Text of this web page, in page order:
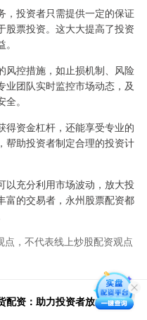
，投资者只需提供一定的保证
股票投资。这大大提高了投资
风控措施，如止损机制、风险
业团队实时监控市场动态，及
。
得资金杠杆，还能享受专业的
帮助投资者制定合理的投资计
以充分利用市场波动，放大投
富的交易者，永州股票配资都
点，不代表线上炒股配资观点
配资：助力投资者放大收